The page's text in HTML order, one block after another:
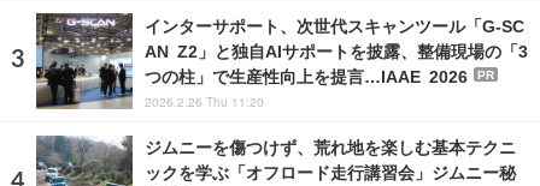
インターサポート、次世代スキャンツール「G-SC
AN Z2」と独自AIサポートを披露、整備現場の「3
つの柱」で生産性向上を提言…IAAE 2026
PR
2026.2.26 Thu 11:20
ジムニーを傷つけず、荒れ地を楽しむ基本テクニ
ックを学ぶ「オフロード走行講習会」ジムニー秘